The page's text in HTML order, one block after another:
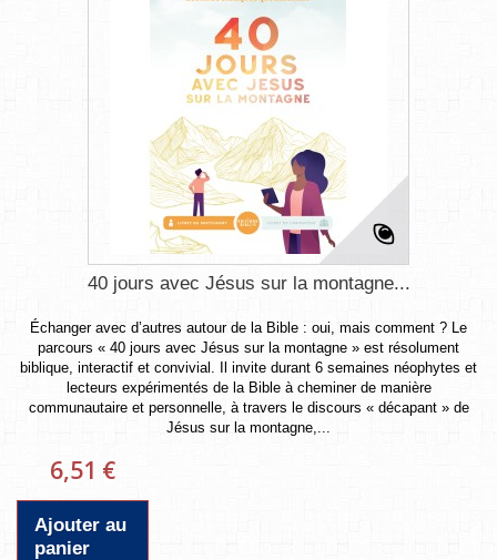
40 jours avec Jésus sur la montagne...
Échanger avec d’autres autour de la Bible : oui, mais comment ? Le
parcours « 40 jours avec Jésus sur la montagne » est résolument
biblique, interactif et convivial. Il invite durant 6 semaines néophytes et
lecteurs expérimentés de la Bible à cheminer de manière
communautaire et personnelle, à travers le discours « décapant » de
Jésus sur la montagne,...
6,51 €
Ajouter au
panier